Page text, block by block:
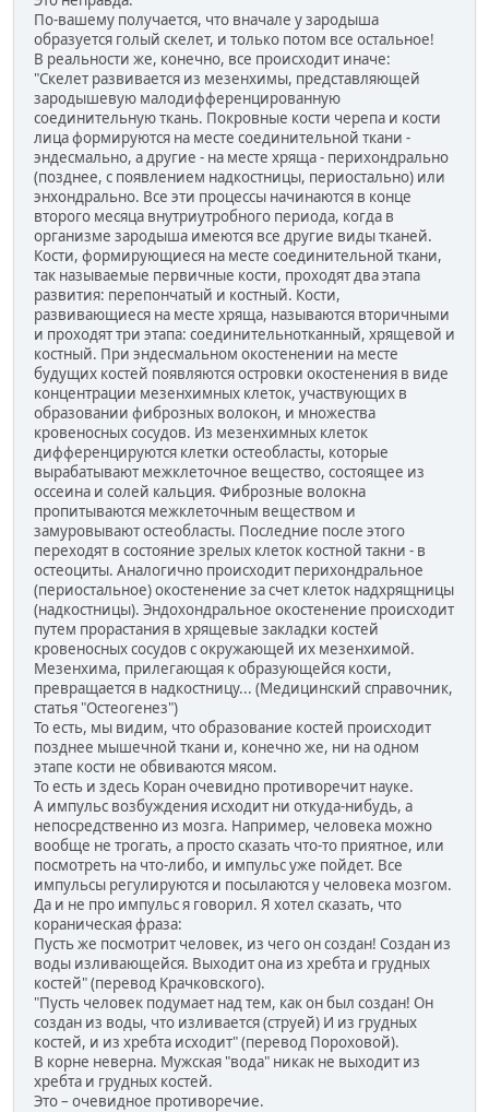
По-вашему получается, что вначале у зародыша
образуется голый скелет, и только потом все остальное!
В реальности же, конечно, все происходит иначе:
"Скелет развивается из мезенхимы, представляющей
зародышевую малодифференцированную
соединительную ткань. Покровные кости черепа и кости
лица формируются на месте соединительной ткани -
эндесмально, а другие - на месте хряща - перихондрально
(позднее, с появлением надкостницы, периостально) или
энхондрально. Все эти процессы начинаются в конце
второго месяца внутриутробного периода, когда в
организме зародыша имеются все другие виды тканей.
Кости, формирующиеся на месте соединительной ткани,
так называемые первичные кости, проходят два этапа
развития: перепончатый и костный. Кости,
развивающиеся на месте хряща, называются вторичными
и проходят три этапа: соединительнотканный, хрящевой и
костный. При эндесмальном окостенении на месте
будущих костей появляются островки окостенения в виде
концентрации мезенхимных клеток, участвующих в
образовании фиброзных волокон, и множества
кровеносных сосудов. Из мезенхимных клеток
дифференцируются клетки остеобласты, которые
вырабатывают межклеточное вещество, состоящее из
оссеина и солей кальция. Фиброзные волокна
пропитываются межклеточным веществом и
замуровывают остеобласты. Последние после этого
переходят в состояние зрелых клеток костной такни - в
остеоциты. Аналогично происходит перихондральное
(периостальное) окостенение за счет клеток надхрящницы
(надкостницы). Эндохондральное окостенение происходит
путем прорастания в хрящевые закладки костей
кровеносных сосудов с окружающей их мезенхимой.
Мезенхима, прилегающая к образующейся кости,
превращается в надкостницу... (Медицинский справочник,
статья "Остеогенез")
То есть, мы видим, что образование костей происходит
позднее мышечной ткани и, конечно же, ни на одном
этапе кости не обвиваются мясом.
То есть и здесь Коран очевидно противоречит науке.
А импульс возбуждения исходит ни откуда-нибудь, а
непосредственно из мозга. Например, человека можно
вообще не трогать, а просто сказать что-то приятное, или
посмотреть на что-либо, и импульс уже пойдет. Все
импульсы регулируются и посылаются у человека мозгом.
Да и не про импульс я говорил. Я хотел сказать, что
кораническая фраза:
Пусть же посмотрит человек, из чего он создан! Создан из
воды изливающейся. Выходит она из хребта и грудных
костей" (перевод Крачковского).
"Пусть человек подумает над тем, как он был создан! Он
создан из воды, что изливается (струей) И из грудных
костей, и из хребта исходит" (перевод Пороховой).
В корне неверна. Мужская "вода" никак не выходит из
хребта и грудных костей.
Это – очевидное противоречие.